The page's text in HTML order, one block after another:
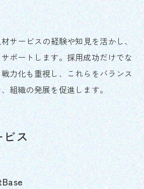
サービスの経験や知見を活かし、
ポートします。採用成功だけでな
力化も重視し、これらをバランス
組織の発展を促進します。
ス